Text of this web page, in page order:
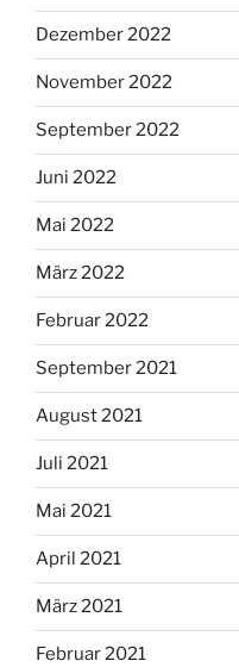
Dezember 2022
November 2022
September 2022
Juni 2022
Mai 2022
März 2022
Februar 2022
September 2021
August 2021
Juli 2021
Mai 2021
April 2021
März 2021
Februar 2021